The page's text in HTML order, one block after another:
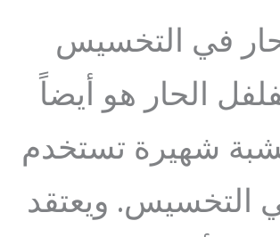
في التخسيس
الحار هو أيضاً
شهيرة تستخدم
التخسيس. ويعتقد